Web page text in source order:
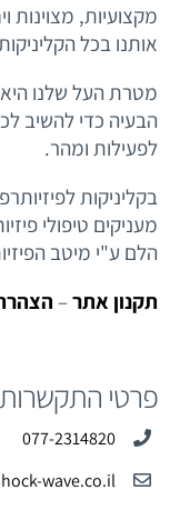
מקצועיות, מצוינות
אותנו בכל
מטרת העל שלנו
הבעיה כדי להשיב
לפעילות ומהר.
בקליניקות
מעניקים טיפולי
הלם ע"י מיטב
תקנון אתר–
פרטי התקשרות
077-2314820
wave.co.il